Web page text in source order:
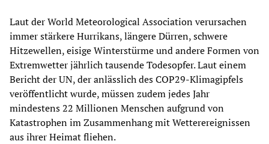
Laut der World Meteorological Association verursachen
immer stärkere Hurrikans, längere Dürren, schwere
Hitzewellen, eisige Winterstürme und andere Formen von
Extremwetter jährlich tausende Todesopfer. Laut einem
Bericht der UN, der anlässlich des COP29-Klimagipfels
veröffentlicht wurde, müssen zudem jedes Jahr
mindestens 22 Millionen Menschen aufgrund von
Katastrophen im Zusammenhang mit Wetterereignissen
aus ihrer Heimat fliehen.